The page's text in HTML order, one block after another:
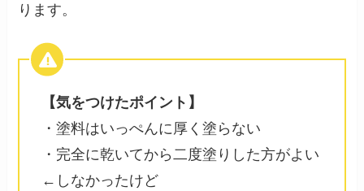
ります。
【気をつけたポイント】
・塗料はいっぺんに厚く塗らない
・完全に乾いてから二度塗りした方がよい
←しなかったけど